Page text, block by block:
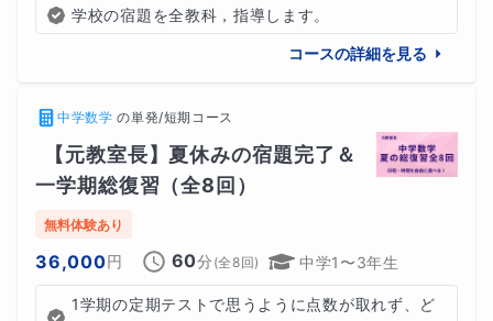
学校の宿題を全教科，指導します。
コースの詳細を見る
中学数学 の単発/短期コース
【元教室長】夏休みの宿題完了＆
一学期総復習（全8回）
無料体験あり
36,000円 60分 (全8回) 中学1〜3年生
1学期の定期テストで思うように点数が取れず、ど